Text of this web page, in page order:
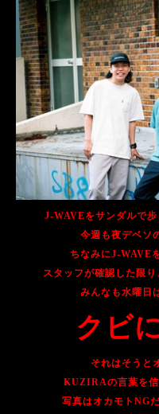
J-WAVEをサンダルで歩
今週も夜デベソ
ちなみにJ-WAVE
スタッフが確認した限
みんなも水曜日
クビ
それはそうと
KUZIRAの言葉を信
写真はオカモトNG